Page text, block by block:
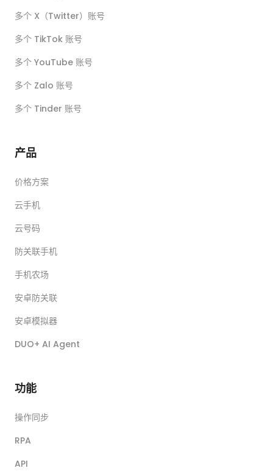
多个 X（Twitter）账号
多个 TikTok 账号
多个 YouTube 账号
多个 Zalo 账号
多个 Tinder 账号
产品
价格方案
云手机
云号码
防关联手机
手机农场
安卓防关联
安卓模拟器
DUO+ AI Agent
功能
操作同步
RPA
API